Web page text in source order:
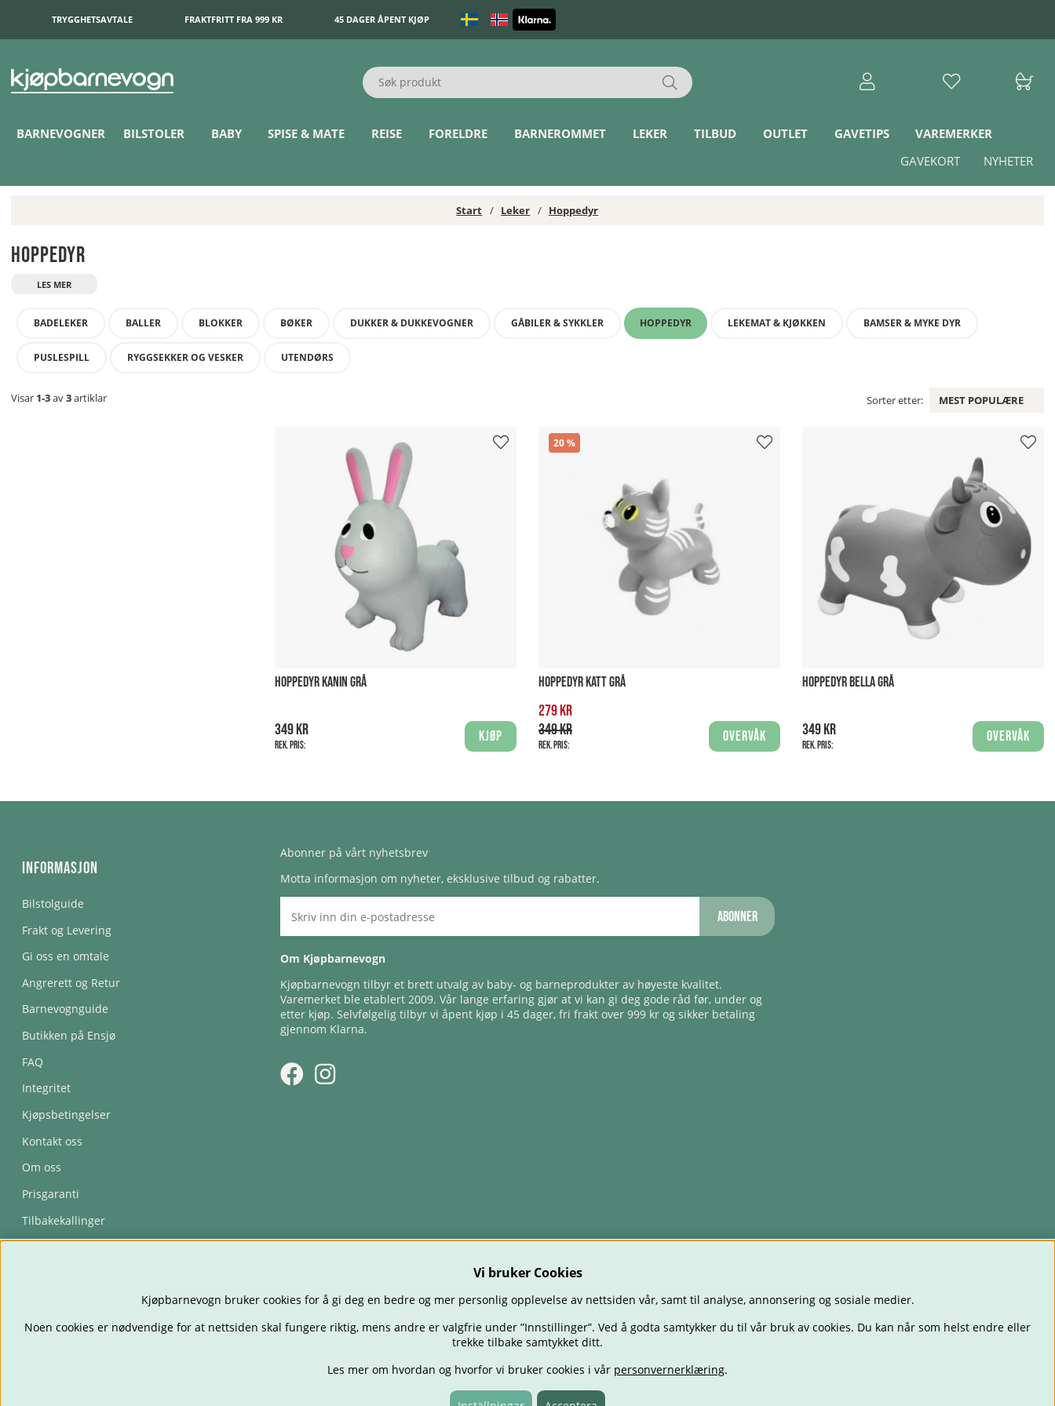
TRYGGHETSAVTALE FRAKTFRITT FRA 999 KR 45 DAGER ÅPENT KJØP
BARNEVOGNER BILSTOLER BABY SPISE & MATE REISE FORELDRE BARNEROMMET LEKER TILBUD OUTLET GAVETIPS
VAREMERKER
NYHETER
GAVEKORT
Start Leker Hoppedyr
Hoppedyr
BADELEKER BALLER BLOKKER BØKER DUKKER & DUKKEVOGNER GÅBILER & SYKKLER HOPPEDYR LEKEMAT & KJØKKEN BAMSER & MYKE DYR
PUSLESPILL RYGGSEKKER OG VESKER UTENDØRS
Visar 1-3av3artiklar Sorter etter: MEST POPULÆRE
HOPPEDYR KANIN GRÅ
349 kr
Rek. pris:
Kjøp
20
HOPPEDYR KATT GRÅ
279 kr
349 kr
Rek. pris:
Overvåk
HOPPEDYR BELLA GRÅ
349 kr
Rek. pris:
Overvåk
Informasjon
Bilstolguide
Frakt og Levering
Gi oss en omtale
Angrerett og Retur
Barnevognguide
Butikken på Ensjø
FAQ
Integritet
Kjøpsbetingelser
Kontakt oss
Om oss
Prisgaranti
Tilbakekallinger
Abonner på vårt nyhetsbrev
Motta informasjon om nyheter, eksklusive tilbud og rabatter.
Abonner
Om Kjøpbarnevogn
Kjøpbarnevogn tilbyr et brett utvalg av baby- og barneprodukter av høyeste kvalitet.
Varemerket ble etablert 2009. Vår lange erfaring gjør at vi kan gi deg gode råd før, under og
etter kjøp. Selvfølgelig tilbyr vi åpent kjøp i 45 dager, fri frakt over 999 kr og sikker betaling
gjennom Klarna.
BILSTOLER BABY SPISE & MATE REISE FORELDRE BARNEROMMET
LEKER
TILBUD
OUTLET GAVETIPS
Vi bruker Cookies
Kjøpbarnevogn bruker cookies for å gi deg en bedre og mer personlig opplevelse av nettsiden vår, samt til analyse, annonsering og sosiale medier.
Noen cookies er nødvendige for at nettsiden skal fungere riktig, mens andre er valgfrie under ”Innstillinger”. Ved å godta samtykker du til vår bruk av cookies. Du kan når som helst endre eller
trekke tilbake samtykket ditt.
Les mer om hvordan og hvorfor vi bruker cookies i vår personvernerklæring.